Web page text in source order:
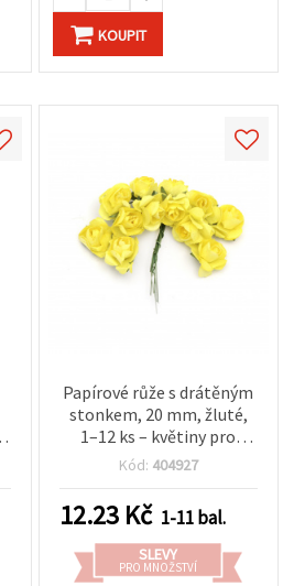
KOUPIT
Papírové růže s drátěným
stonkem, 20 mm, žluté,
1–12 ks – květiny pro
scrapbooking, výrobu
Kód: 404927
12.23 Kč 1-11 bal.
SLEVY
PRO MNOŽSTVÍ